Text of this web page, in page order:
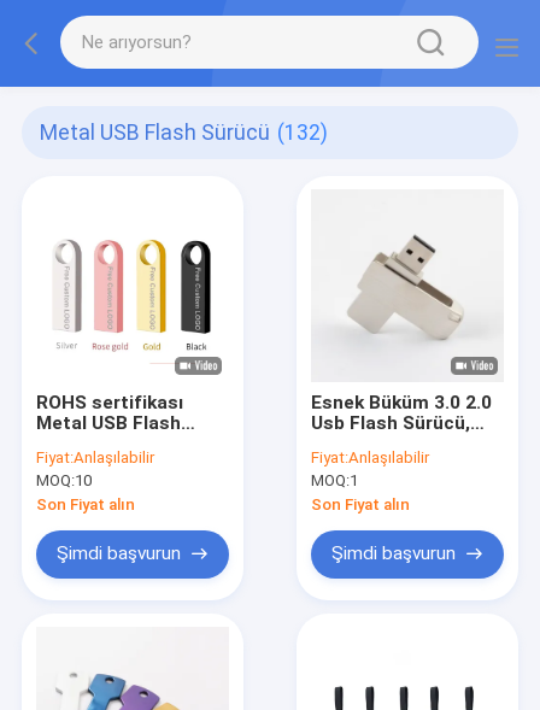
Metal USB Flash Sürücü (132)
ROHS sertifikası
Metal USB Flash
Flash Chips UDP
Fiyat:Anlaşılabilir
MOQ:10
Son Fiyat alın
Şimdi başvurun
Esnek Büküm 3.0 2.0
Usb Flash Sürücü,
Metal Döner Usb
100MBS
Fiyat:Anlaşılabilir
MOQ:1
Son Fiyat alın
Şimdi başvurun